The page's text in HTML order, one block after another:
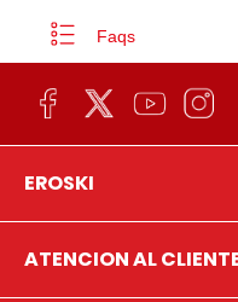
Faqs
EROSKI
ATENCION AL